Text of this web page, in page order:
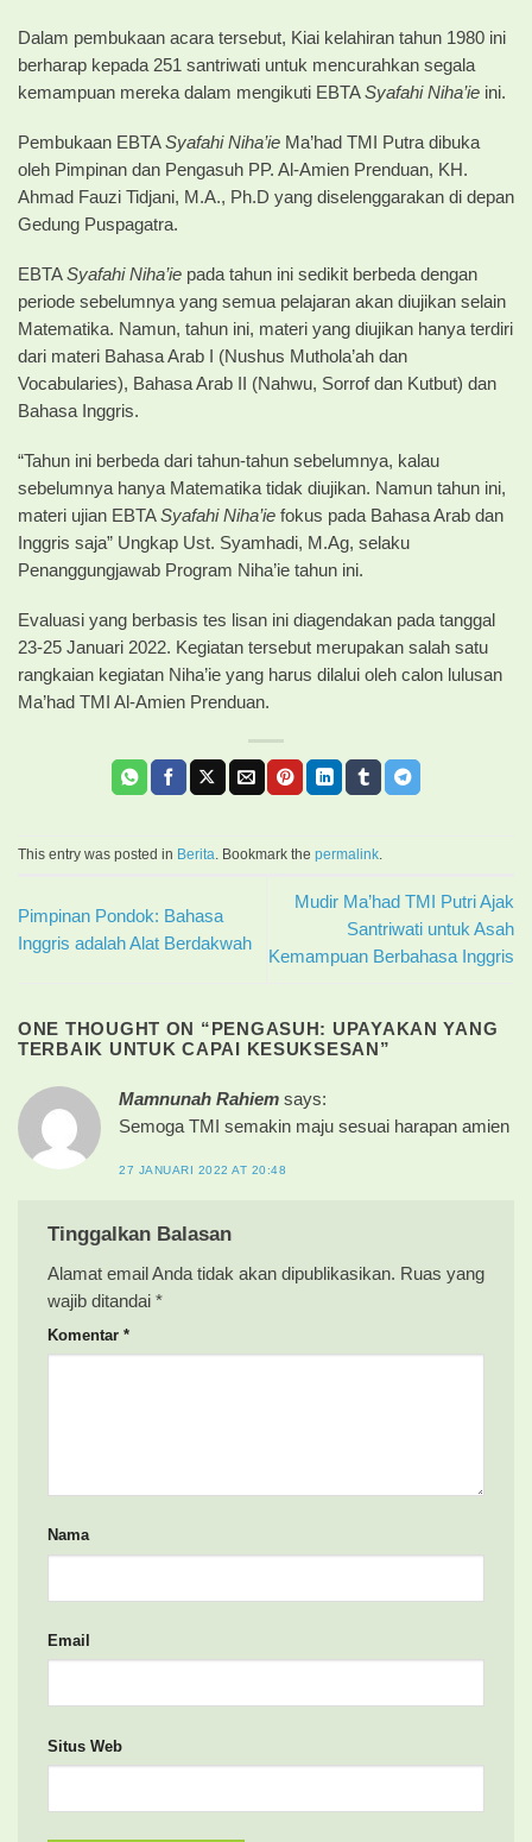
Dalam pembukaan acara tersebut, Kiai kelahiran tahun 1980 ini
berharap kepada 251 santriwati untuk mencurahkan segala
kemampuan mereka dalam mengikuti EBTASyafahi Niha’ie ini.
Pembukaan EBTASyafahi Niha’ie Ma’had TMI Putra dibuka
oleh Pimpinan dan Pengasuh PP. Al-Amien Prenduan, KH.
Ahmad Fauzi Tidjani, M.A., Ph.D yang diselenggarakan di depan
Gedung Puspagatra.
EBTASyafahi Niha’ie pada tahun ini sedikit berbeda dengan
periode sebelumnya yang semua pelajaran akan diujikan selain
Matematika. Namun, tahun ini, materi yang diujikan hanya terdiri
dari materi Bahasa Arab I (Nushus Muthola’ah dan
Vocabularies), Bahasa Arab II (Nahwu, Sorrof dan Kutbut) dan
Bahasa Inggris.
“Tahun ini berbeda dari tahun-tahun sebelumnya, kalau
sebelumnya hanya Matematika tidak diujikan. Namun tahun ini,
materi ujian EBTASyafahi Niha’ie fokus pada Bahasa Arab dan
Inggris saja” Ungkap Ust. Syamhadi, M.Ag, selaku
Penanggungjawab Program Niha’ie tahun ini.
Evaluasi yang berbasis tes lisan ini diagendakan pada tanggal
23-25 Januari 2022. Kegiatan tersebut merupakan salah satu
rangkaian kegiatan Niha’ie yang harus dilalui oleh calon lulusan
Ma’had TMI Al-Amien Prenduan.
This entry was posted in Berita . Bookmark the permalink
Pimpinan Pondok: Bahasa
Inggris adalah Alat Berdakwah
Mudir Ma’had TMI Putri Ajak
Santriwati untuk Asah
Kemampuan Berbahasa Inggris
ONE THOUGHT ON “ PENGASUH: UPAYAKAN YANG
TERBAIK UNTUK CAPAI KESUKSESAN ”
Mamnunah Rahiem says:
Semoga TMI semakin maju sesuai harapan amien
27 JANUARI 2022 AT 20:48
Tinggalkan Balasan
Alamat email Anda tidak akan dipublikasikan. Ruas yang
wajib ditandai *
Komentar *
Nama
Email
Situs Web